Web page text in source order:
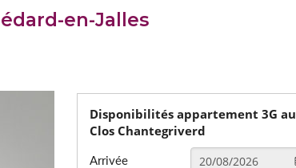
en-Jalles
Disponibilités appartement 3G au
Clos Chantegriverd
Arrivée